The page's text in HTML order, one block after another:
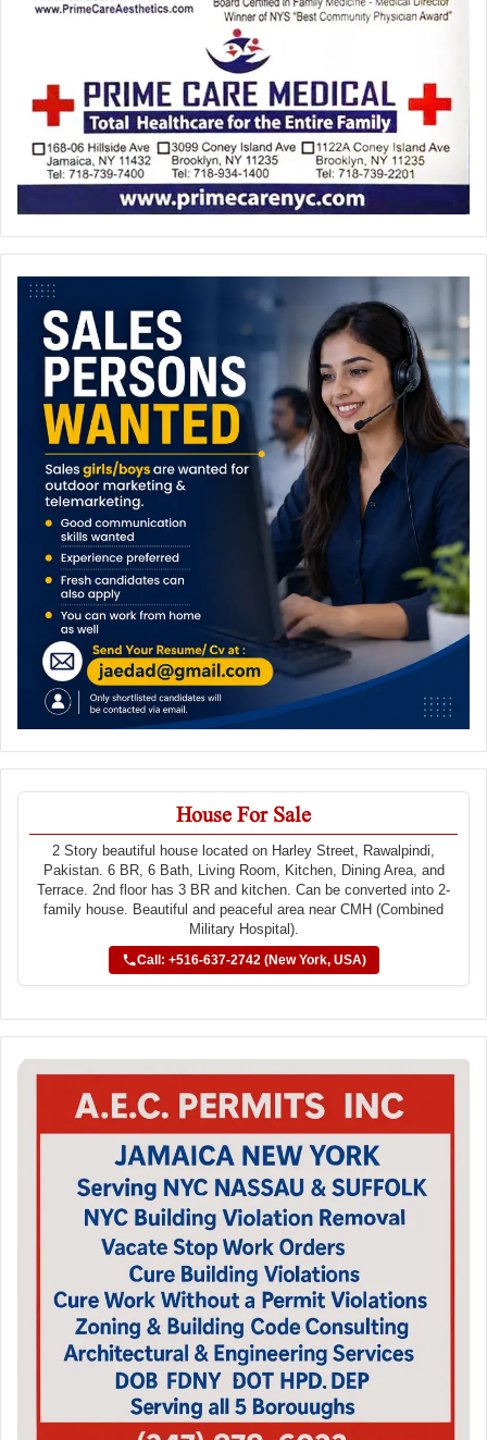
House For Sale
2 Story beautiful house located on Harley Street, Rawalpindi,
Pakistan. 6 BR, 6 Bath, Living Room, Kitchen, Dining Area, and
Terrace. 2nd floor has 3 BR and kitchen. Can be converted into 2-
family house. Beautiful and peaceful area near CMH (Combined
Military Hospital).
Call: +516-637-2742 (New York, USA)